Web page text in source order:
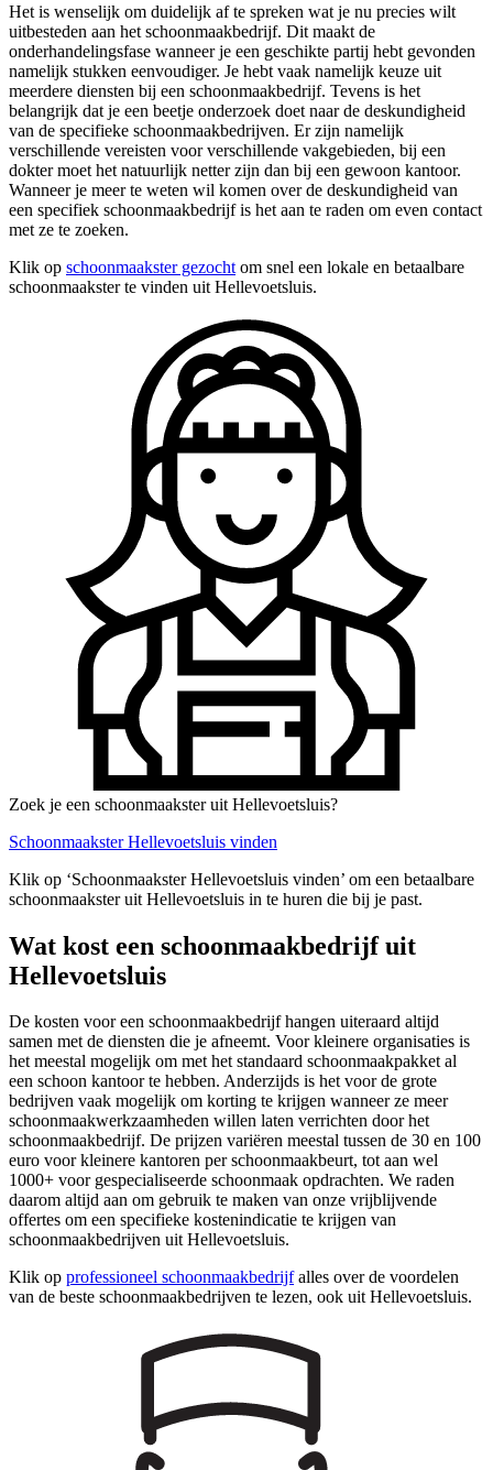
Het is wenselijk om duidelijk af te spreken wat je nu precies wilt
uitbesteden aan het schoonmaakbedrijf. Dit maakt de
onderhandelingsfase wanneer je een geschikte partij hebt gevonden
namelijk stukken eenvoudiger. Je hebt vaak namelijk keuze uit
meerdere diensten bij een schoonmaakbedrijf. Tevens is het
belangrijk dat je een beetje onderzoek doet naar de deskundigheid
van de specifieke schoonmaakbedrijven. Er zijn namelijk
verschillende vereisten voor verschillende vakgebieden, bij een
dokter moet het natuurlijk netter zijn dan bij een gewoon kantoor.
Wanneer je meer te weten wil komen over de deskundigheid van
een specifiek schoonmaakbedrijf is het aan te raden om even contact
met ze te zoeken.
Klik op schoonmaakster gezocht om snel een lokale en betaalbare
schoonmaakster te vinden uit Hellevoetsluis.
Zoek je een schoonmaakster uit Hellevoetsluis?
Schoonmaakster Hellevoetsluis vinden
Klik op ‘Schoonmaakster Hellevoetsluis vinden’ om een betaalbare
schoonmaakster uit Hellevoetsluis in te huren die bij je past.
Wat kost een schoonmaakbedrijf uit
Hellevoetsluis
De kosten voor een schoonmaakbedrijf hangen uiteraard altijd
samen met de diensten die je afneemt. Voor kleinere organisaties is
het meestal mogelijk om met het standaard schoonmaakpakket al
een schoon kantoor te hebben. Anderzijds is het voor de grote
bedrijven vaak mogelijk om korting te krijgen wanneer ze meer
schoonmaakwerkzaamheden willen laten verrichten door het
schoonmaakbedrijf. De prijzen variëren meestal tussen de 30 en 100
euro voor kleinere kantoren per schoonmaakbeurt, tot aan wel
1000+ voor gespecialiseerde schoonmaak opdrachten. We raden
daarom altijd aan om gebruik te maken van onze vrijblijvende
offertes om een specifieke kostenindicatie te krijgen van
schoonmaakbedrijven uit Hellevoetsluis.
Klik op professioneel schoonmaakbedrijfalles over de voordelen
van de beste schoonmaakbedrijven te lezen, ook uit Hellevoetsluis.